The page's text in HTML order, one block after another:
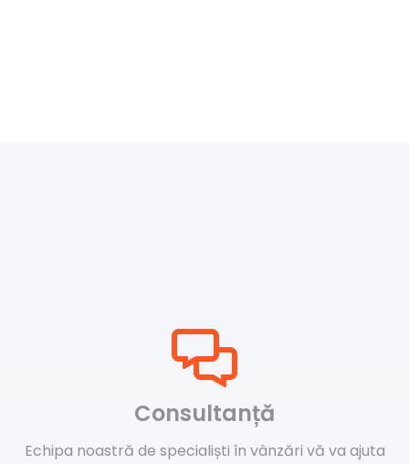
Consultanță
Echipa noastră de specialiști în vânzări vă va ajuta